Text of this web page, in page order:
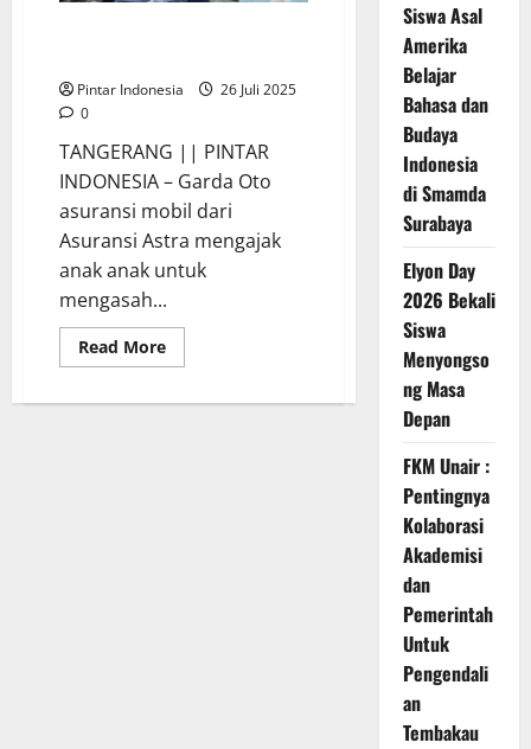
Pintar Indonesia
26 Juli 2025
0
TANGERANG || PINTAR
INDONESIA – Garda Oto
asuransi mobil dari
Asuransi Astra mengajak
anak anak untuk
mengasah...
Read MoreRead
more
Siswa Asal
Amerika
Belajar
Bahasa dan
Budaya
Indonesia
di Smamda
Surabaya
Elyon Day
2026 Bekali
Siswa
Menyongso
ng Masa
Depan
FKM Unair :
Pentingnya
Kolaborasi
Akademisi
dan
Pemerintah
Untuk
Pengendali
an
Tembakau